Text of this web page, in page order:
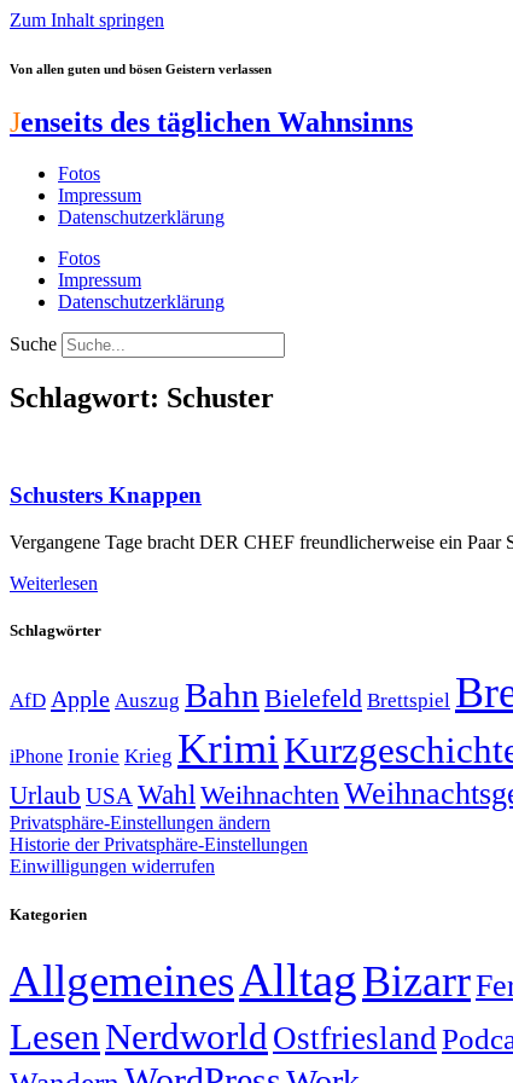
Zum Inhalt springen
Von allen guten und bösen Geistern verlassen
Jenseits des täglichen Wahnsinns
Fotos
Impressum
Datenschutzerklärung
Fotos
Impressum
Datenschutzerklärung
Suche
Schlagwort: Schuster
Schusters Knappen
Vergangene Tage bracht DER CHEF freundlicherweise ein
Weiterlesen
Schlagwörter
AfD Apple Auszug Bahn Bielefeld Brettspiel
iPhone Ironie Krieg Krimi
Urlaub USAWahlWeihnachten
Privatsphäre-Einstellungen ändern
Historie der Privatsphäre-Einstellungen
Einwilligungen widerrufen
Kategorien
AllgemeinesAlltagBizarr
Lesen Nerdworld Ostfriesland